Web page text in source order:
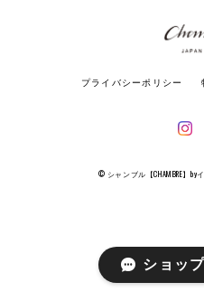
プライバシーポリシー
© シャンブル【CHAMBRE】by
ショッ